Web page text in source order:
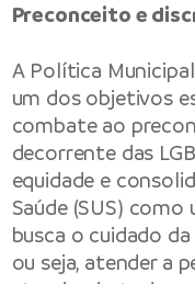
Preconceito e
A Política
um dos objetivos
combate ao
decorrente das
equidade e
Saúde (SUS)
busca o cuidado
ou seja, atender a